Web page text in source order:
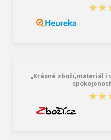
BEFADO 114Y240 dívčí suchý zip
„Krásné zboží,materiál